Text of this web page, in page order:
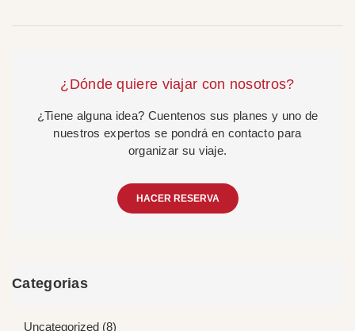
¿Dónde quiere viajar con nosotros?
¿Tiene alguna idea? Cuentenos sus planes y uno de
nuestros expertos se pondrá en contacto para
organizar su viaje.
HACER RESERVA
Categorias
Uncategorized (8)